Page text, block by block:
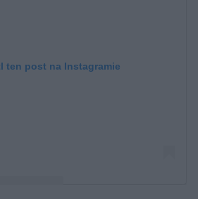
ten post na Instagramie